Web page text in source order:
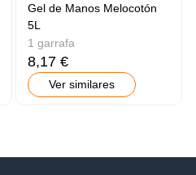
Gel de Manos Melocotón
5L
1 garrafa
8,17 €
Ver similares